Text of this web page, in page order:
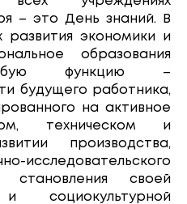
– это День знаний. В
развития экономики и
образования
функцию –
будущего работника,
на активное
техническом и
производства,
исследовательского
своей
и социокультурной